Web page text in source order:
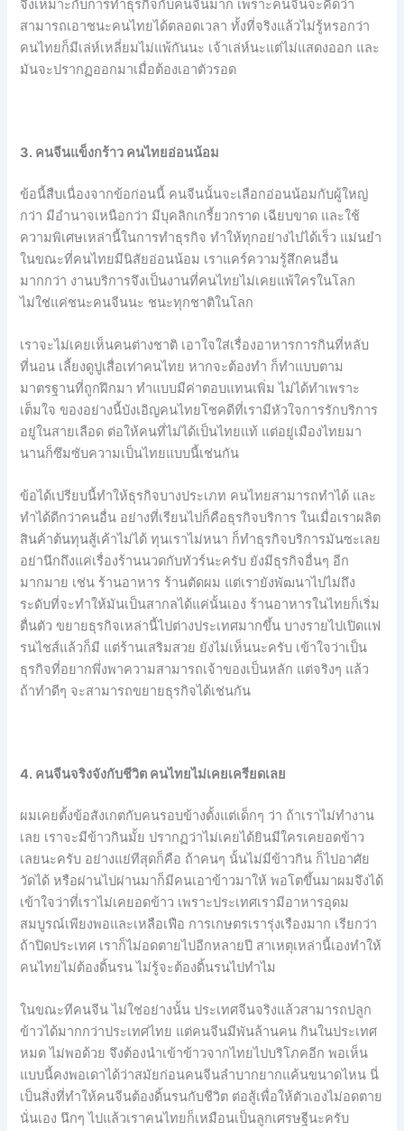
จึงเหมาะกับการทำธุรกิจกับคนจีนมาก เพราะคนจีนจะคิดว่า
สามารถเอาชนะคนไทยได้ตลอดเวลา ทั้งที่จริงแล้วไม่รู้หรอกว่า
คนไทยก็มีเล่ห์เหลี่ยมไม่แพ้กันนะ เจ้าเล่ห์นะแต่ไม่แสดงออก และ
มันจะปรากฏออกมาเมื่อต้องเอาตัวรอด
3. คนจีนแข็งกร้าว คนไทยอ่อนน้อม
ข้อนี้สืบเนื่องจากข้อก่อนนี้ คนจีนนั้นจะเลือกอ่อนน้อมกับผู้ใหญ่
กว่า มีอำนาจเหนือกว่า มีบุคลิกเกรี้ยวกราด เฉียบขาด และใช้
ความพิเศษเหล่านี้ในการทำธุรกิจ ทำให้ทุกอย่างไปได้เร็ว แม่นยำ
ในขณะที่คนไทยมีนิสัยอ่อนน้อม เราแคร์ความรู้สึกคนอื่น
มากกว่า งานบริการจึงเป็นงานที่คนไทยไม่เคยแพ้ใครในโลก
ไม่ใช่แค่ชนะคนจีนนะ ชนะทุกชาติในโลก
เราจะไม่เคยเห็นคนต่างชาติ เอาใจใส่เรื่องอาหารการกินที่หลับ
ที่นอน เลี้ยงดูปูเสื่อเท่าคนไทย หากจะต้องทำ ก็ทำแบบตาม
มาตรฐานที่ถูกฝึกมา ทำแบบมีค่าตอบแทนเพิ่ม ไม่ได้ทำเพราะ
เต็มใจ ของอย่างนี้บังเอิญคนไทยโชคดีที่เรามีหัวใจการรักบริการ
อยู่ในสายเลือด ต่อให้คนที่ไม่ได้เป็นไทยแท้ แต่อยู่เมืองไทยมา
นานก็ซึมซับความเป็นไทยแบบนี้เช่นกัน
ข้อได้เปรียบนี้ทำให้ธุรกิจบางประเภท คนไทยสามารถทำได้ และ
ทำได้ดีกว่าคนอื่น อย่างที่เรียนไปก็คือธุรกิจบริการ ในเมื่อเราผลิต
สินค้าต้นทุนสู้เค้าไม่ได้ ทุนเราไม่หนา ก็ทำธุรกิจบริการมันซะเลย
อย่านึกถึงแค่เรื่องร้านนวดกับทัวร์นะครับ ยังมีธุรกิจอื่นๆ อีก
มากมาย เช่น ร้านอาหาร ร้านตัดผม แต่เรายังพัฒนาไปไม่ถึง
ระดับที่จะทำให้มันเป็นสากลได้แค่นั้นเอง ร้านอาหารในไทยก็เริ่ม
ตื่นตัว ขยายธุรกิจเหล่านี้ไปต่างประเทศมากขึ้น บางรายไปเปิดแฟ
รนไชส์แล้วก็มี แต่ร้านเสริมสวย ยังไม่เห็นนะครับ เข้าใจว่าเป็น
ธุรกิจที่อยากพึ่งพาความสามารถเจ้าของเป็นหลัก แต่จริงๆ แล้ว
ถ้าทำดีๆ จะสามารถขยายธุรกิจได้เช่นกัน
4. คนจีนจริงจังกับชีวิต คนไทยไม่เคยเครียดเลย
ผมเคยตั้งข้อสังเกตกับคนรอบข้างตั้งแต่เด็กๆ ว่า ถ้าเราไม่ทำงาน
เลย เราจะมีข้าวกินมั้ย ปรากฏว่าไม่เคยได้ยินมีใครเคยอดข้าว
เลยนะครับ อย่างแย่ทีสุดก็คือ ถ้าคนๆ นั้นไม่มีข้าวกิน ก็ไปอาศัย
วัดได้ หรือผ่านไปผ่านมาก็มีคนเอาข้าวมาให้ พอโตขึ้นมาผมจึงได้
เข้าใจว่าที่เราไม่เคยอดข้าว เพราะประเทศเรามีอาหารอุดม
สมบูรณ์เพียงพอและเหลือเฟือ การเกษตรเรารุ่งเรืองมาก เรียกว่า
ถ้าปิดประเทศ เราก็ไม่อดตายไปอีกหลายปี สาเหตุเหล่านี้เองทำให้
คนไทยไม่ต้องดิ้นรน ไม่รู้จะต้องดิ้นรนไปทำไม
ในขณะทีคนจีน ไม่ใช่อย่างนั้น ประเทศจีนจริงแล้วสามารถปลูก
ข้าวได้มากกว่าประเทศไทย แต่คนจีนมีพันล้านคน กินในประเทศ
หมด ไม่พอด้วย จึงต้องนำเข้าข้าวจากไทยไปบริโภคอีก พอเห็น
แบบนี้คงพอเดาได้ว่าสมัยก่อนคนจีนลำบากยากแค้นขนาดไหน นี่
เป็นสิ่งที่ทำให้คนจีนต้องดิ้นรนกับชีวิต ต่อสู้เพื่อให้ตัวเองไม่อดตาย
นั่นเอง นึกๆ ไปแล้วเราคนไทยก็เหมือนเป็นลูกเศรษฐีนะครับ